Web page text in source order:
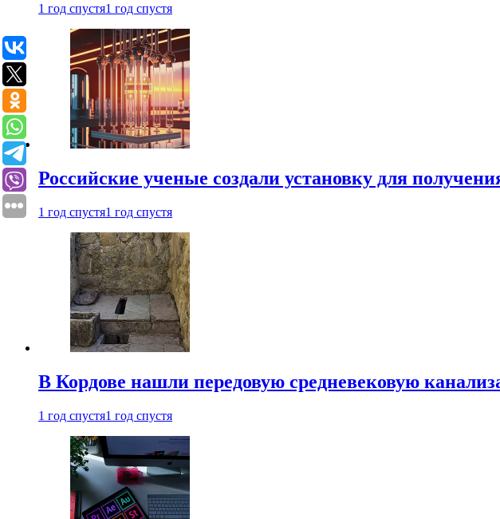
1 год спустя1 год спустя
Российские ученые создали установку для
1 год спустя1 год спустя
В Кордове нашли передовую средневековую
1 год спустя1 год спустя